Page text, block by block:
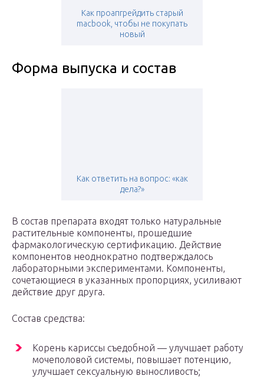
Как проапгрейдить старый
macbook, чтобы не покупать
новый
Форма выпуска и состав
Как ответить на вопрос: «как
дела?»
В состав препарата входят только натуральные
растительные компоненты, прошедшие
фармакологическую сертификацию. Действие
компонентов неоднократно подтверждалось
лабораторными экспериментами. Компоненты,
сочетающиеся в указанных пропорциях, усиливают
действие друг друга.
Состав средства:
Корень кариссы съедобной — улучшает работу
мочеполовой системы, повышает потенцию,
улучшает сексуальную выносливость;